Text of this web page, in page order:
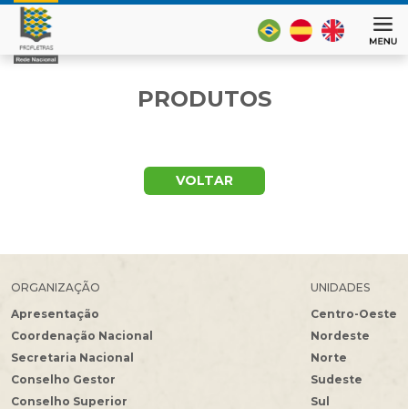
PRODUTOS
VOLTAR
ORGANIZAÇÃO
Apresentação
Coordenação Nacional
Secretaria Nacional
Conselho Gestor
Conselho Superior
UNIDADES
Centro-Oeste
Nordeste
Norte
Sudeste
Sul